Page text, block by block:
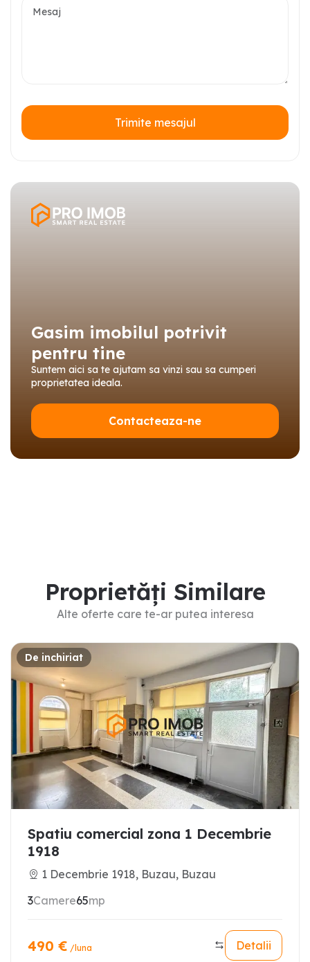
Trimite mesajul
Gasim imobilul potrivit
pentru tine
Suntem aici sa te ajutam sa vinzi sau sa cumperi
proprietatea ideala.
Contacteaza-ne
Proprietăți Similare
Alte oferte care te-ar putea interesa
De inchiriat
Spatiu comercial zona 1 Decembrie
1918
1 Decembrie 1918, Buzau, Buzau
3Camere65mp
490 € /luna Detalii